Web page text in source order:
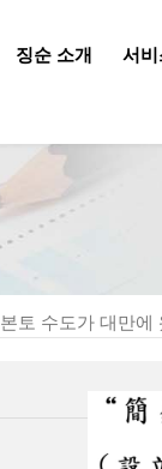
징순 소개 서
본토 수도가 대만에